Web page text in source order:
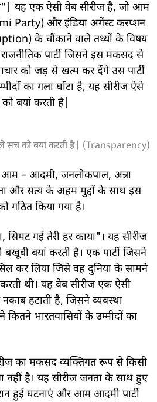
यह एक ऐसी वेब सीरीज है, जो आम
Party) और इंडिया अगेंस्ट करप्शन
के चौंकाने वाले तथ्यों के विषय
पार्टी जिसने इस मकसद से
को जड़ से खत्म कर देंगे उस पार्टी
का गला घोंटा है, यह सीरीज ऐसे
बयां करती है|
सच को बयां करती है| (Transparency)
आम – आदमी, जनलोकपाल, अन्ना
और सत्य के अहम मुद्दों के साथ इस
गठित किया गया है।
सिमट गई तेरी हर काया"। यह सीरीज
बयां करती है। एक पार्टी जिसने
कर लिया जिसे वह दुनिया के सामने
थी। यह वेब सीरीज एक ऐसी
हटाती है, जिसने व्यवस्था
कितने भारतवासियों के उम्मीदों का
का मकसद व्यक्तिगत रूप से किसी
नहीं है। यह सीरीज जनता के साथ हुए
हुई घटनाएं और आम आदमी पार्टी